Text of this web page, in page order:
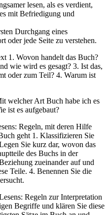
lesen, als es verdient,
mit Befriedigung und
Durchgang eines
oder jede Seite zu verstehen.
1. Wovon handelt das Buch?
wie wird es gesagt? 3. Ist das,
oder zum Teil? 4. Warum ist
welcher Art Buch habe ich es
ist es aufgebaut?
Regeln, mit deren Hilfe
geht 1. Klassifizieren Sie
Sie kurz dar, wovon das
des Buchs in der
zueinander auf und
Teile. 4. Benennen Sie die
Regeln zur Interpretation
Begriffe und klären Sie diese